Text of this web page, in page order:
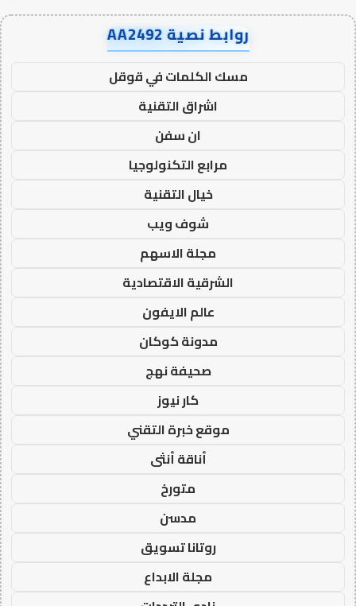
روابط نصية AA2492
مسك الكلمات في قوقل
اشراق التقنية
ان سفن
مرابع التكنولوجيا
خيال التقنية
شوف ويب
مجلة الاسهم
الشرقية الاقتصادية
عالم الايفون
مدونة كوكان
صحيفة نهج
كار نيوز
موقع خبرة التقني
أناقة أنثى
متورخ
مدسن
روتانا تسويق
مجلة الابداع